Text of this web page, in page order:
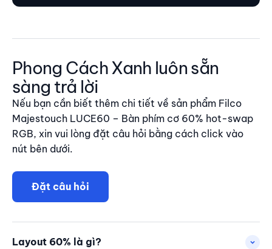
Phong Cách Xanh luôn sẵn
sàng trả lời
Nếu bạn cần biết thêm chi tiết về sản phẩm Filco
Majestouch LUCE60 – Bàn phím cơ 60% hot-swap
RGB, xin vui lòng đặt câu hỏi bằng cách click vào
nút bên dưới.
Đặt câu hỏi
Layout 60% là gì?